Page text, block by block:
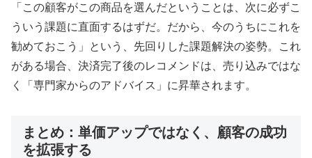
「この顧客がこの商品を選んだということは、次に必ずこ
ういう課題に直面するはずだ。だから、今のうちにこれを
勧めておこう」という、先回りした課題解決の姿勢。これ
がある場合、決済完了後のレコメンドは、売り込みではな
く「専門家からのアドバイス」に昇華されます。
まとめ：単価アップではなく、顧客の成功
を拡張する